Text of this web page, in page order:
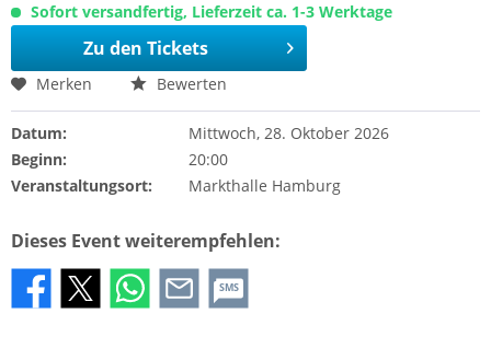
Sofort versandfertig, Lieferzeit ca. 1-3 Werktage
Zu den Tickets
Merken Bewerten
Datum:
Mittwoch, 28. Oktober 2026
Beginn:
20:00
Veranstaltungsort:
Markthalle Hamburg
Dieses Event weiterempfehlen:
SMS